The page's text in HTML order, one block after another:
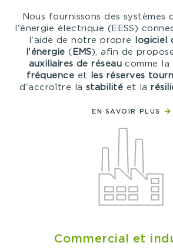
Nous fournissons des systèmes
l'énergie électrique (EESS)
l'aide de notre propre
logiciel
l'énergie ( EMS), afin de
auxiliaires de réseau comme la
fréquence et les réserves
d'accroître lastabilité et la
EN SAVOIR PLUS
Commercial et